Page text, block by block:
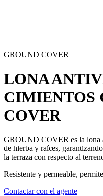
GROUND COVER
LONA
CIMIENTOS
COVER
GROUND COVER es la lona
de hierba y raíces,
la terraza con respecto al
Resistente y permeable,
Contactar con el agente